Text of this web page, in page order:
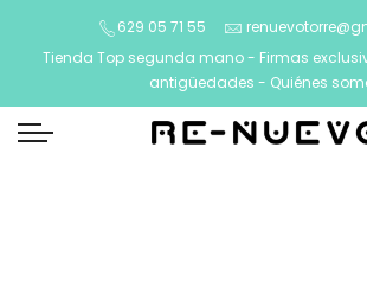
629 05 71 55
Tienda Top segunda mano - Firmas
antigüedades - Quiénes